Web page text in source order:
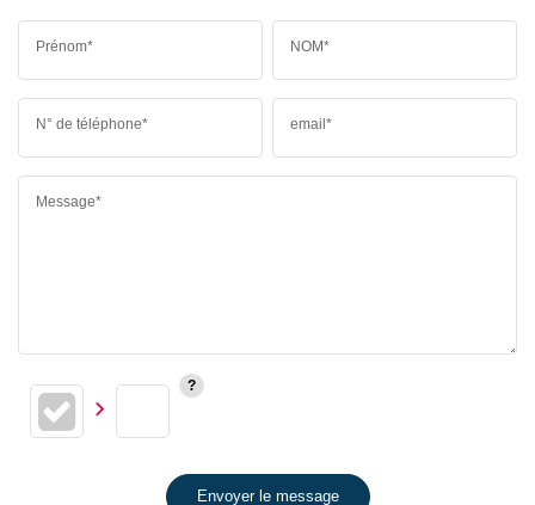
Prénom* NOM*
N° de téléphone* email*
Message*
Envoyer le message